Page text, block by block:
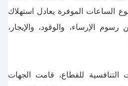
الساعات الموفرة يعادل استهلاك
الإرساء، والوقود، والإيجار،
التنافسية للقطاع، قامت الجهات